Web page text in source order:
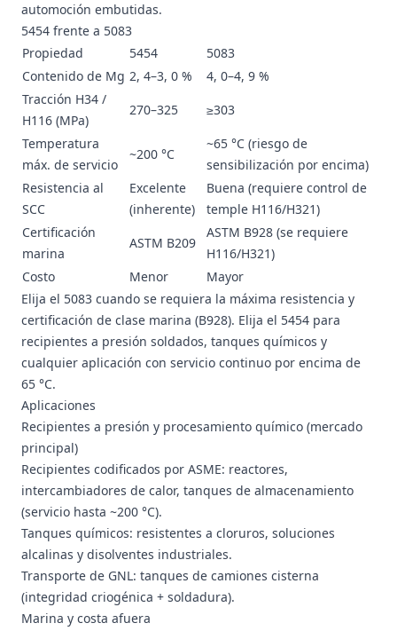
automoción embutidas.
5454 frente a 5083
Propiedad
5454
5083
Contenido de Mg 2, 4–3, 0 %
4, 0–4, 9 %
Tracción H34 /
H116 (MPa)
270–325
≥303
Temperatura
máx. de servicio
~200 °C
~65 °C (riesgo de
sensibilización por encima)
Resistencia al
SCC
Excelente
(inherente)
Buena (requiere control de
temple H116/H321)
Certificación
marina
ASTM B209
ASTM B928 (se requiere
H116/H321)
Costo
Menor
Mayor
Elija el 5083 cuando se requiera la máxima resistencia y
certificación de clase marina (B928). Elija el 5454 para
recipientes a presión soldados, tanques químicos y
cualquier aplicación con servicio continuo por encima de
65 °C.
Aplicaciones
Recipientes a presión y procesamiento químico (mercado
principal)
Recipientes codificados por ASME: reactores,
intercambiadores de calor, tanques de almacenamiento
(servicio hasta ~200 °C).
Tanques químicos: resistentes a cloruros, soluciones
alcalinas y disolventes industriales.
Transporte de GNL: tanques de camiones cisterna
(integridad criogénica + soldadura).
Marina y costa afuera